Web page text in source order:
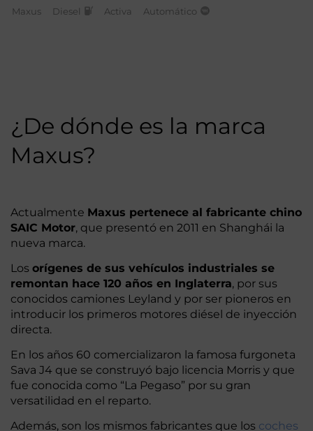
Maxus Diesel Activa Automático
¿De dónde es la marca
Maxus?
Actualmente Maxus pertenece al fabricante chino
SAIC Motor, que presentó en 2011 en Shanghái la
nueva marca.
Los orígenes de sus vehículos industriales se
remontan hace 120 años en Inglaterra, por sus
conocidos camiones Leyland y por ser pioneros en
introducir los primeros motores diésel de inyección
directa.
En los años 60 comercializaron la famosa furgoneta
Sava J4 que se construyó bajo licencia Morris y que
fue conocida como “La Pegaso” por su gran
versatilidad en el reparto.
Además, son los mismos fabricantes que los coches